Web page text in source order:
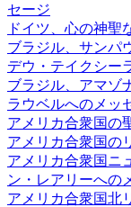
セージ
ドイツ、心の神聖
ブラジル、サンパ
デウ・テイクシー
ブラジル、アマゾ
ラウベルへのメッ
アメリカ合衆国の
アメリカ合衆国の
アメリカ合衆国ニ
ン・レアリーへの
アメリカ合衆国北